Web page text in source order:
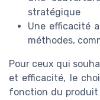
stratégique
Une efficacité
méthodes,
Pour ceux qui
et efficacité, le
fonction du